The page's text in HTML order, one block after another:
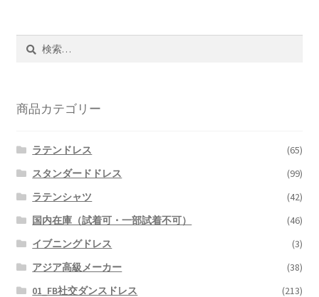
商品カテゴリー
ラテンドレス
(65)
スタンダードドレス
(99)
ラテンシャツ
(42)
国内在庫（試着可・一部試着不可）
(46)
イブニングドレス
(3)
アジア高級メーカー
(38)
01_FB社交ダンスドレス
(213)